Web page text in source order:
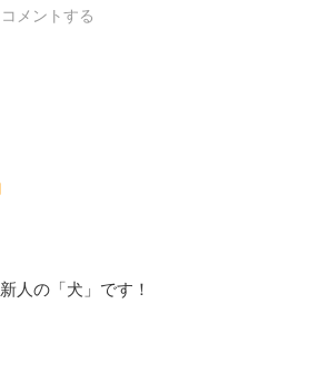
コメントする
新人の「犬」です！